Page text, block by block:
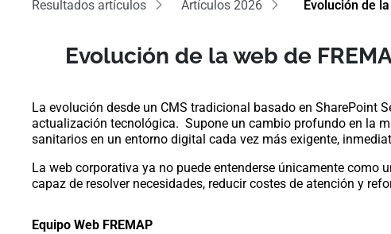
+34 91
900 61 00
61
Resultados artículos Artículos 2026 Evolución de
Evolución de la web de
La evolución desde un CMS tradicional basado en SharePoint
actualización tecnológica. Supone un cambio profundo en la
sanitarios en un entorno digital cada vez más exigente,
La web corporativa ya no puede entenderse únicamente
capaz de resolver necesidades, reducir costes de atención y
Equipo Web FREMAP